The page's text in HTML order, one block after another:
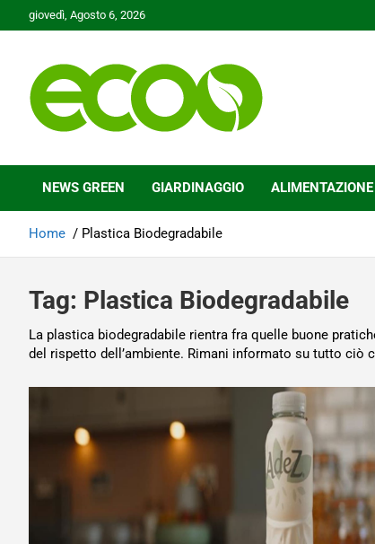
to
giovedì, Agosto 6, 2026
Ecoo.it
NEWS GREEN GIARDINAGGIO ALIMENTAZIONE
Home Plastica Biodegradabile
Tag: Plastica Biodegradabile
La plastica biodegradabile rientra fra quelle buone
del rispetto dell’ambiente. Rimani informato su tutto ciò